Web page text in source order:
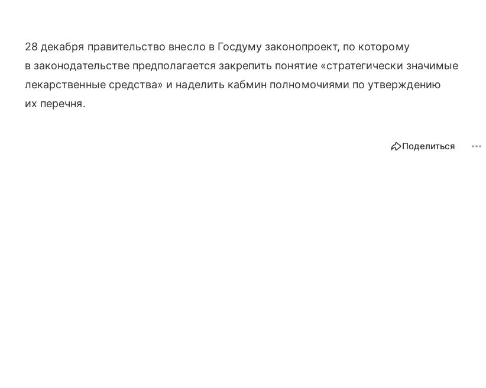
28 декабря правительство внесло в Госдуму законопроект, по которому
в законодательстве предполагается закрепить понятие «стратегически значимые
лекарственные средства» и наделить кабмин полномочиями по утверждению
их перечня.
Поделиться